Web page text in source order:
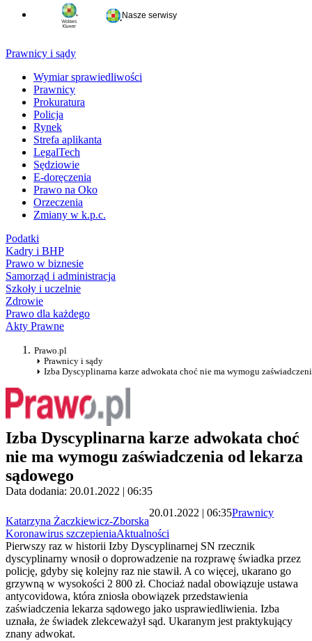
Nasze serwisy
Prawnicy i sądy
Wymiar sprawiedliwości
Prawnicy
Prokuratura
Policja
Rynek
Strefa aplikanta
LegalTech
Sędziowie
E-doręczenia
Prawo na Oko
Orzeczenia
Zmiany w k.p.c.
Podatki
Kadry i BHP
Prawo w biznesie
Samorząd i administracja
Szkoły i uczelnie
Zdrowie
Prawo dla każdego
Akty Prawne
Prawo.pl
Prawnicy i sądy
Izba Dyscyplinarna karze adwokata choć nie ma wymogu
Izba Dyscyplinarna karze adwokata choć
nie ma wymogu zaświadczenia od lekarza
sądowego
Data dodania: 20.01.2022 | 06:35
Katarzyna Żaczkiewicz-Zborska
20.01.2022 | 06:35Prawnicy
Koronawirus szczepieniaAktualności
Pierwszy raz w historii Izby Dyscyplinarnej SN rzecznik
dyscyplinarny wnosił o doprowadzenie na rozprawę świadka przez
policję, gdyby się kolejny raz nie stawił. A co więcej, ukarano go
grzywną w wysokości 2 800 zł. Chociaż nadal obowiązuje ustawa
antycovidowa, która zniosła obowiązek przedstawienia
zaświadczenia lekarza sądowego jako usprawiedliwienia. Izba
uznała, że świadek zlekceważył sąd. Ukaranym jest praktykujący
znany adwokat.